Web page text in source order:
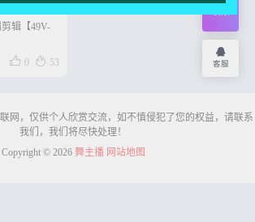
剪辑【49V-
 0  53
网，仅供个人欣赏交流，如不慎侵犯了您的权益，请联系
我们，我们将尽快处理！
Copyright © 2026 舞主播 网站地图
客服